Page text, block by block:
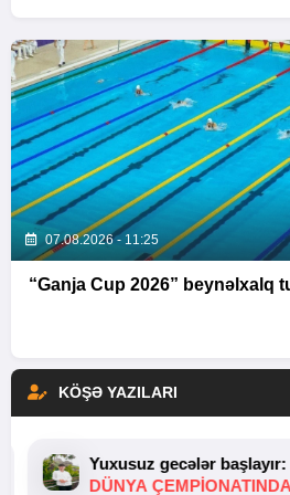
07.08.2026 - 11:25
“Ganja Cup 2026” beynəlxalq
KÖŞƏ YAZILARI
Yuxusuz gecələr başlayır:
DÜNYA ÇEMPIONATINDA